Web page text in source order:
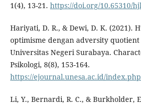
1(4), 13-21. https://doi.org/10.65310/
Hariyati, D. R., & Dewi, D. K. (2021).
optimisme dengan adversity
Universitas Negeri Surabaya.
Psikologi, 8(8), 153-164.
https://ejournal.unesa.ac.id/
Li, Y., Bernardi, R. C., & Burkholder,